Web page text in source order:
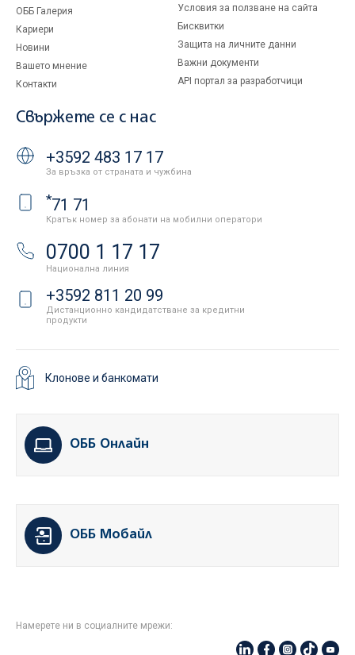
ОББ Галерия
Кариери
Новини
Вашето мнение
Контакти
Условия за ползване на сайта
Бисквитки
Защита на личните данни
Важни документи
API портал за разработчици
Свържете се с нас
+3592 483 17 17
За връзка от страната и чужбина
*71 71
Кратък номер за абонати на мобилни оператори
0700 1 17 17
Национална линия
+3592 811 20 99
Дистанционно кандидатстване за кредитни
продукти
Клонове и банкомати
ОББ Онлайн
ОББ Мобайл
Намерете ни в социалните мрежи: